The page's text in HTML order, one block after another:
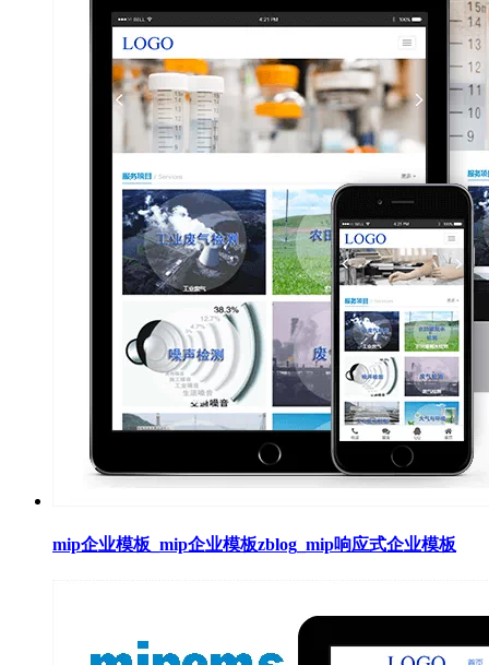
mip企业模板_mip企业模板zblog_mip响应式企业模板